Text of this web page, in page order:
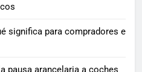
significa para compradores e
pausa arancelaria a coches